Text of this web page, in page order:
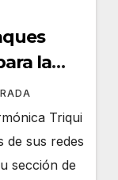
Triqui
de sus redes
sección de